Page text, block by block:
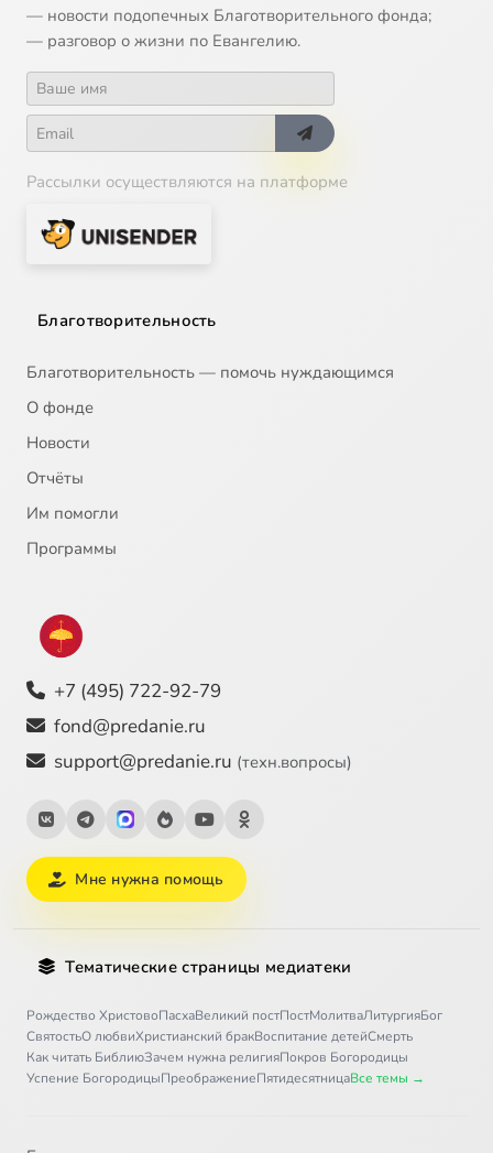
— новости подопечных Благотворительного фонда;
— разговор о жизни по Евангелию.
Рассылки осуществляются на платформе
Благотворительность
Благотворительность — помочь нуждающимся
О фонде
Новости
Отчёты
Им помогли
Программы
+7 (495) 722-92-79
fond@predanie.ru
support@predanie.ru (техн.вопросы)
Мне нужна помощь
Тематические страницы медиатеки
Рождество ХристовоПасхаВеликий постПостМолитваЛитургияБог
СвятостьО любвиХристианский бракВоспитание детейСмерть
Как читать БиблиюЗачем нужна религияПокров Богородицы
Успение БогородицыПреображениеПятидесятницаВсе темы →